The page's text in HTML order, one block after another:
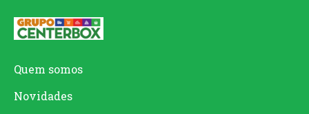
Quem somos
Novidades